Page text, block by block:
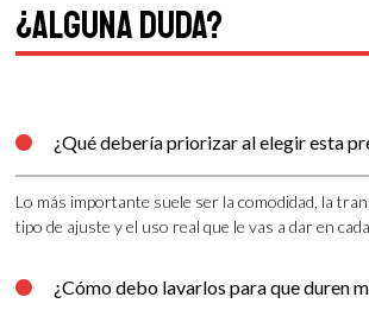
¿Alguna duda?
 ¿Qué debería priorizar al elegir esta
Lo más importante suele ser la comodidad, la
tipo de ajuste y el uso real que le vas a dar en
 ¿Cómo debo lavarlos para que duren